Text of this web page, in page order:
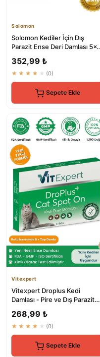
Solomon
Solomon Kediler İçin Dış
Parazit Ense Deri Damlası 5x1
352,99 ₺
★★★★★ (0)
Sepete Ekle
Vitexpert
Vitexpert Droplus Kedi
Damlası - Pire ve Dış Parazit
268,99 ₺
★★★★★ (0)
Sepete Ekle